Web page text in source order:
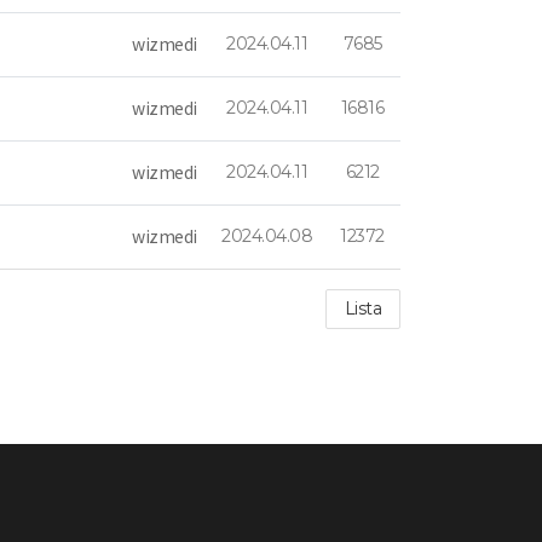
wizmedi 2024.04.11 7685
wizmedi 2024.04.11 16816
wizmedi 2024.04.11 6212
wizmedi 2024.04.08 12372
Lista